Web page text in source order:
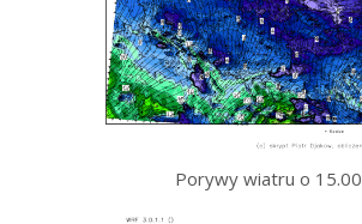
Porywy wiatru o 15.00